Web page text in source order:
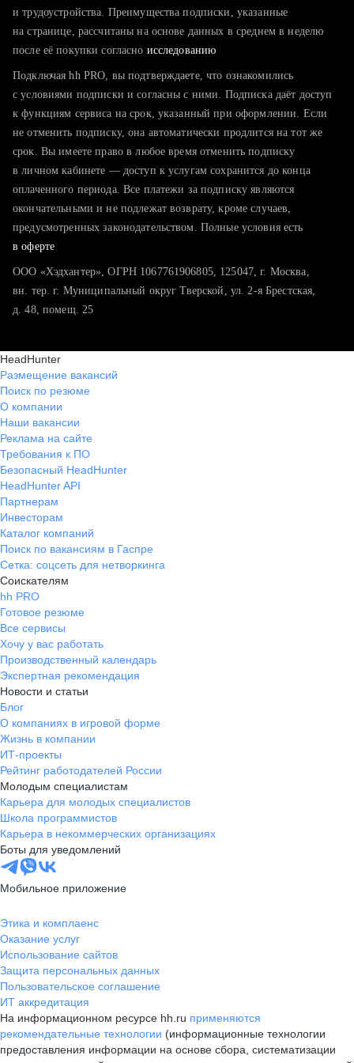
тратите много времени на поиск и вручную поднимаете
хотите сравнить себя с конкурентами и оценить шансы
и трудоустройства. Преимущества подписки, указанные
на странице, рассчитаны на основе данных в среднем в неделю
после её покупки согласно исследованию
Подключая hh PRO, вы подтверждаете, что ознакомились
с условиями подписки и согласны с ними. Подписка даёт доступ
к функциям сервиса на срок, указанный при оформлении. Если
не отменить подписку, она автоматически продлится на тот же
срок. Вы имеете право в любое время отменить подписку
в личном кабинете — доступ к услугам сохранится до конца
оплаченного периода. Все платежи за подписку являются
окончательными и не подлежат возврату, кроме случаев,
предусмотренных законодательством. Полные условия есть
в оферте
ООО «Хэдхантер», ОГРН 1067761906805, 125047, г. Москва,
вн. тер. г. Муниципальный округ Тверской, ул. 2-я Брестская,
д. 48, помещ. 25
HeadHunter
Размещение вакансий
Поиск по резюме
О компании
Наши вакансии
Реклама на сайте
Требования к ПО
Безопасный HeadHunter
HeadHunter API
Партнерам
Инвесторам
Каталог компаний
Поиск по вакансиям в Гаспре
Сетка: соцсеть для нетворкинга
Соискателям
hh PRO
Готовое резюме
Все сервисы
Хочу у вас работать
Производственный календарь
Экспертная рекомендация
Новости и статьи
Блог
О компаниях в игровой форме
Жизнь в компании
ИТ-проекты
Рейтинг работодателей России
Молодым специалистам
Карьера для молодых специалистов
Школа программистов
Карьера в некоммерческих организациях
Боты для уведомлений
Мобильное приложение
Этика и комплаенс
Оказание услуг
Использование сайтов
Защита персональных данных
Пользовательское соглашение
ИТ аккредитация
На информационном ресурсе hh.ru применяются
рекомендательные технологии (информационные технологии
предоставления информации на основе сбора, систематизации